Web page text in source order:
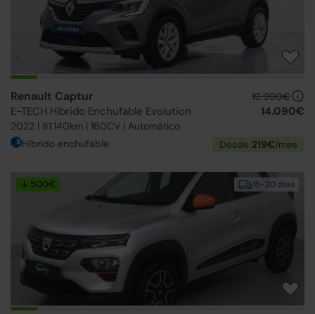
Renault Captur
E-TECH Híbrido Enchufable Evolution
2022 | 81.140km | 160CV | Automático
19.990€
14.090€
Híbrido enchufable Desde 219€/mes
15-20 días
↓ 500€